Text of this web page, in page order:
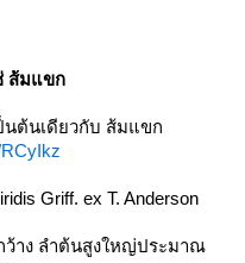
ส้มแขก
ต้นเดียวกับ ส้มแขก
Griff. ex T. Anderson
าง ลำต้นสูงใหญ่ประมาณ